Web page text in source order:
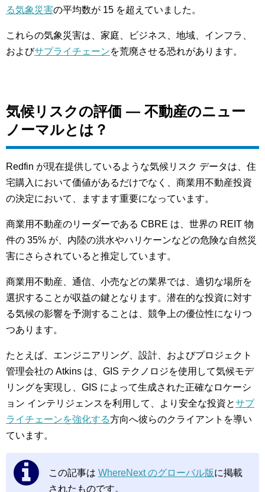
る気象災害の平均数が 15 を超えていました。
これらの気象災害は、家庭、ビジネス、地域、インフラ、
およびサプライチェーンを荒廃させる恐れがあります。
気候リスクの評価 — 不動産のニュー
ノーマルとは？
Redfin が現在提供しているような気候リスク データは、住
宅購入において価値があるだけでなく、商業用不動産投資
の決定において、ますます重要になっています。
商業用不動産のリーダーである CBRE は、世界の REIT 物
件の 35% が、内陸の洪水やハリケーンなどの危険な自然災
害にさらされていると推定しています。
商業用不動産、通信、小売などの業界では、適切な場所を
選択することが収益の鍵となります。潜在的な投資に対す
る気候の影響を予測することは、競争上の優位性になりつ
つあります。
たとえば、エンジニアリング、設計、およびプロジェクト
管理会社の Atkins は、GIS テクノロジを使用して気候モデ
リングを実現し、GIS によって生成された正確なロケーシ
ョン インテリジェンスを利用して、より安全な投資とサプ
ライチェーンを強化する方向へ彼らのクライアントを導い
ています。
この記事は WhereNext のグローバル版に掲載
されたものです。